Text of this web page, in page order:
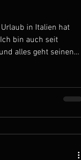
in Italien hat
bin auch seit
alles geht seinen
und einige dieser
Urlaub weiter. Es